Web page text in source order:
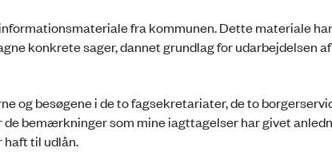
fra kommunen. Dette materiale
konkrete sager, dannet grundlag for udarbejdelsen
og besøgene i de to fagsekretariater, de to
bemærkninger som mine iagttagelser har givet
haft til udlån.